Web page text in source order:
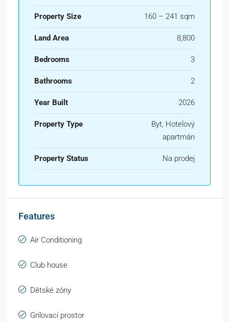
Property Size 160 – 241 sqm
Land Area 8,800
Bedrooms 3
Bathrooms 2
Year Built 2026
Property Type
Byt, Hotelový
apartmán
Property Status Na prodej
Features
Air Conditioning
Club house
Dětské zóny
Grilovací prostor